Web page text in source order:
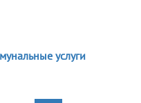
услуги